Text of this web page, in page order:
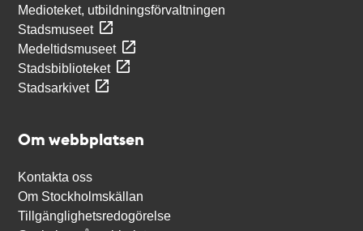
Medioteket, utbildningsförvaltningen
Stadsmuseet
Medeltidsmuseet
Stadsbiblioteket
Stadsarkivet
Om webbplatsen
Kontakta oss
Om Stockholmskällan
Tillgänglighetsredogörelse